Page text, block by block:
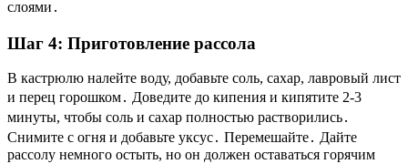
слоями․
Шаг 4: Приготовление рассола
В кастрюлю налейте воду, добавьте соль, сахар, лавровый лист
и перец горошком․ Доведите до кипения и кипятите 2-3
минуты, чтобы соль и сахар полностью растворились․
Снимите с огня и добавьте уксус․ Перемешайте․ Дайте
рассолу немного остыть, но он должен оставаться горячим